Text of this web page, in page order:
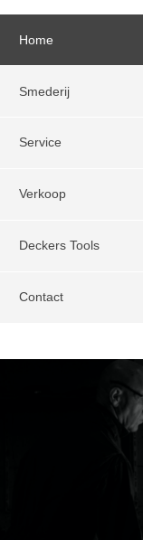
Home
Smederij
Service
Verkoop
Deckers Tools
Contact